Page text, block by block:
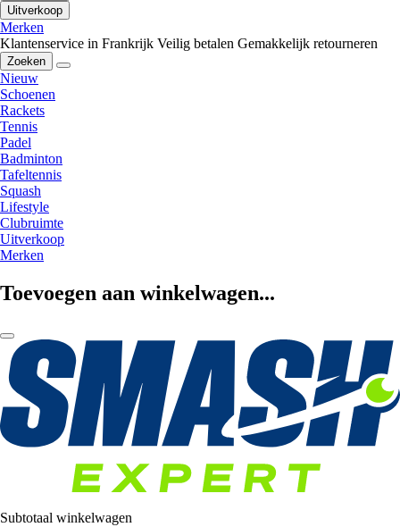
Uitverkoop
Merken
Klantenservice in Frankrijk Veilig betalen Gemakkelijk retourneren
Zoeken
Nieuw
Schoenen
Rackets
Tennis
Padel
Badminton
Tafeltennis
Squash
Lifestyle
Clubruimte
Uitverkoop
Merken
Toevoegen aan winkelwagen...
Subtotaal winkelwagen